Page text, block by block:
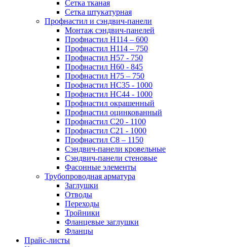
Сетка тканая
Сетка штукатурная
Профнастил и сэндвич-панели
Монтаж сэндвич-панелей
Профнастил Н114 – 600
Профнастил Н114 – 750
Профнастил Н57 - 750
Профнастил Н60 - 845
Профнастил Н75 – 750
Профнастил НС35 - 1000
Профнастил НС44 - 1000
Профнастил окрашенный
Профнастил оцинкованный
Профнастил С20 - 1100
Профнастил С21 - 1000
Профнастил С8 – 1150
Сэндвич-панели кровельные
Сэндвич-панели стеновые
Фасонные элементы
Трубопроводная арматура
Заглушки
Отводы
Переходы
Тройники
Фланцевые заглушки
Фланцы
Прайс-листы